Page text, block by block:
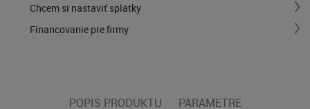
Chcem si nastaviť splátky
Financovanie pre firmy
POPIS PRODUKTU PARAMETRE